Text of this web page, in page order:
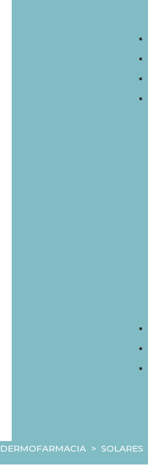
DERMOFARMACIA >SOLARES